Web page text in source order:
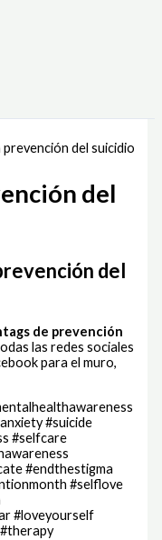
del suicidio
del
del
de prevención
las redes sociales
para el muro,
#suicide
#selfcare
#endthestigma
#selflove
#loveyourself